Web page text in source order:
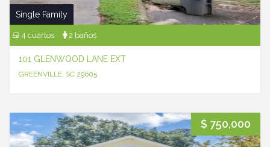
Single Family
4 cuartos 2 baños
101 GLENWOOD LANE EXT
GREENVILLE, SC 29605
$ 750,000